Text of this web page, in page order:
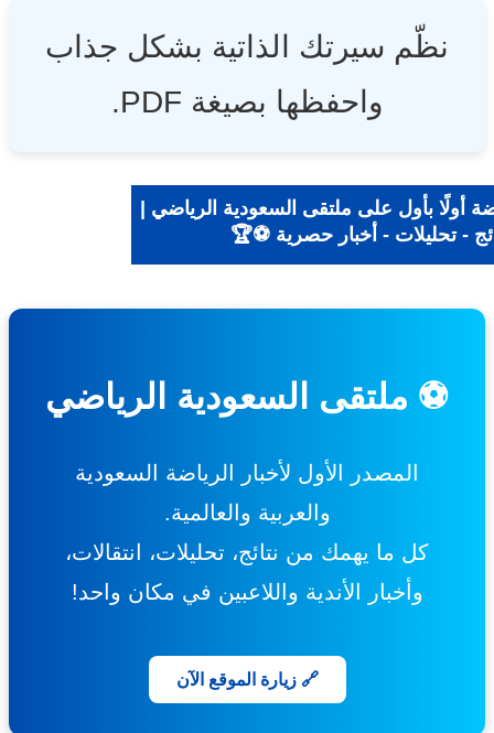
نظّم سيرتك الذاتية بشكل جذاب
واحفظها بصيغة PDF.
أولًا بأول على ملتقى السعودية الرياضي |
- تحليلات - أخبار حصرية ⚽🏆
⚽ ملتقى السعودية الرياضي
المصدر الأول لأخبار الرياضة السعودية
والعربية والعالمية.
كل ما يهمك من نتائج، تحليلات، انتقالات،
وأخبار الأندية واللاعبين في مكان واحد!
🔗 زيارة الموقع الآن